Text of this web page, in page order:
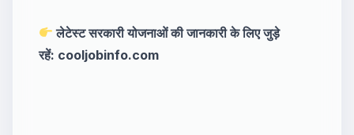
Bihar Police Jobs in Bihar
Police Radio
लेटेस्ट सरकारी योजनाओं की जानकारी के लिए जुड़े
रहें: cooljobinfo.com